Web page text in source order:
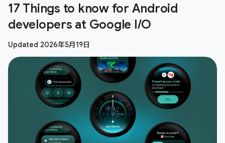
17 Things to know for Android
developers at Google I/O
Updated 2026年5月19日